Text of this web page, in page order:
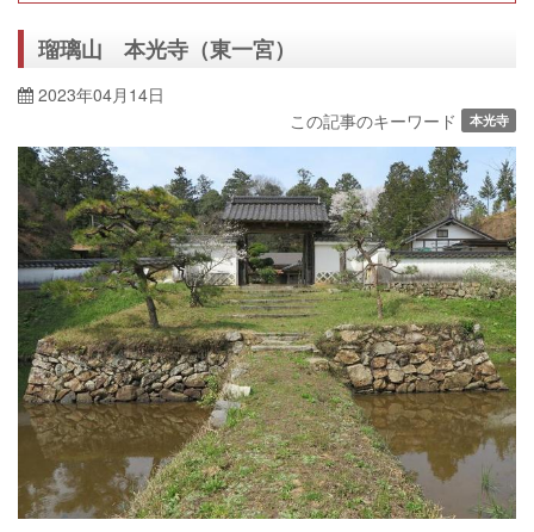
瑠璃山 本光寺（東一宮）
2023年04月14日
この記事のキーワード
本光寺